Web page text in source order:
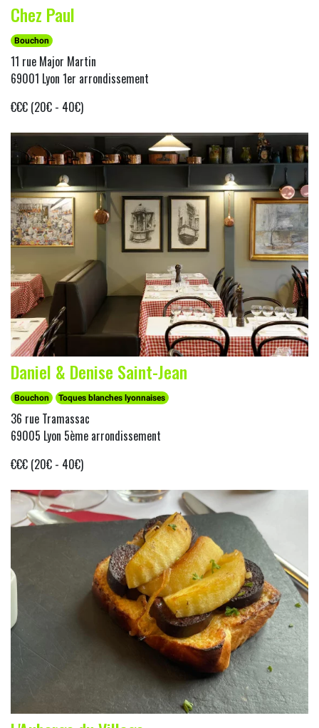
Chez Paul
Bouchon
11 rue Major Martin
69001 Lyon 1er arrondissement
€€€ (20€ - 40€)
Daniel & Denise Saint-Jean
Bouchon Toques blanches lyonnaises
36 rue Tramassac
69005 Lyon 5ème arrondissement
€€€ (20€ - 40€)